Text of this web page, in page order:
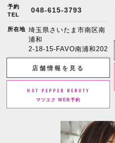
予約
TEL
048-615-3793
所在地 埼玉県さいたま市南区南
浦和
2-18-15-FAVO南浦和202
店舗情報を見る
HOT PEPPER BEAUTY
マツエク WEB予約